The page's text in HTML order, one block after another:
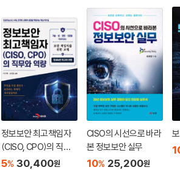
이슈
화
a 선택
후보 찾기
(n)
한 참고 사항
중앙화 금융의 새로운 영역을 가능하게 한 타원
사토시 나카모토(Satoshi Nakamoto)는 비트
송을 구현하기 위해서 SECP256K1이라는 타
화를 위한 타원 곡선의 작동 방식과 주요 특징에
양자 컴퓨팅의 등장으로 지금까지 우리가 탐구
어떻게 무작위 대입 공격의 심각한 위협에 처
대한 한 가지 가능한 해결책은 양자 암호화(Q
인간이 발명한 매우 흥미진진하고 환상적인
자 암호화는 초기 단계에 불과하지만 짧은 시
정보보안 최고책임자
(CISO, CPO)의 직무
와 역량
5% 30,400원
CISO의 시선으로 바라
본 정보보안 실무
10% 25,200원